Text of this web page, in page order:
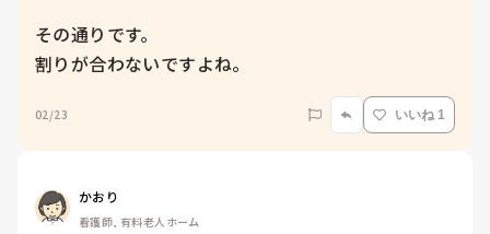
その通りです。
割りが合わないですよね。
02/23 いいね 1
かおり
看護師, 有料老人ホーム